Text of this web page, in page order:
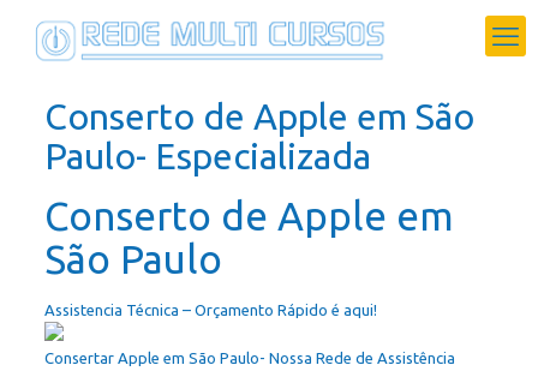
Conserto de Apple em São
Paulo- Especializada
Conserto de Apple em
São Paulo
Assistencia Técnica – Orçamento Rápido é aqui!
Consertar Apple em São Paulo- Nossa Rede de Assistência